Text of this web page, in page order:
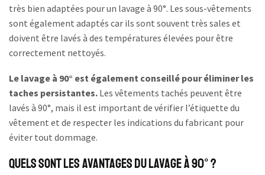
très bien adaptées pour un lavage à 90°. Les sous-vêtements
sont également adaptés car ils sont souvent très sales et
doivent être lavés à des températures élevées pour être
correctement nettoyés.
Le lavage à 90° est également conseillé pour éliminer les
taches persistantes. Les vêtements tachés peuvent être
lavés à 90°, mais il est important de vérifier l’étiquette du
vêtement et de respecter les indications du fabricant pour
éviter tout dommage.
Quels sont les avantages du lavage à 90° ?